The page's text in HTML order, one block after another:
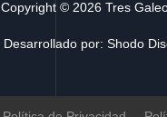
Copyright © 2026 Tres
Desarrollado por: Shodo